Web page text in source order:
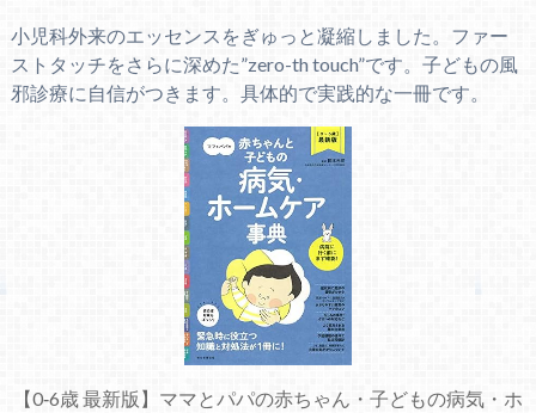
小児科外来のエッセンスをぎゅっと凝縮しました。ファー
ストタッチをさらに深めた”zero-th touch”です。子どもの風
邪診療に自信がつきます。具体的で実践的な一冊です。
【0‐6歳 最新版】ママとパパの赤ちゃん・子どもの病気・ホ